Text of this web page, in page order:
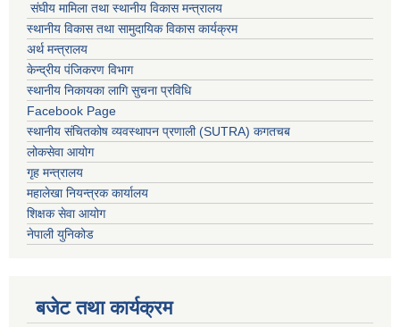
संघीय मामिला तथा स्थानीय विकास मन्त्रालय
स्थानीय विकास तथा सामुदायिक विकास कार्यक्रम
अर्थ मन्त्रालय
केन्द्रीय पंजिकरण विभाग
स्थानीय निकायका लागि सुचना प्रविधि
Facebook Page
स्थानीय संचितकोष व्यवस्थापन प्रणाली (SUTRA) कगतचब
लोकसेवा आयोग
गृह मन्त्रालय
महालेखा नियन्त्रक कार्यालय
शिक्षक सेवा आयोग
नेपाली युनिकोड
बजेट तथा कार्यक्रम